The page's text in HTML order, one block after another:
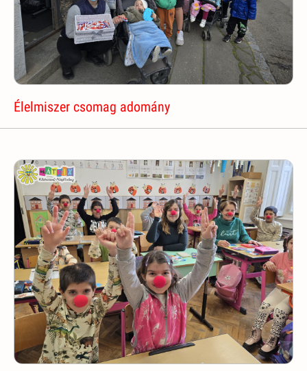
Élelmiszer csomag adomány